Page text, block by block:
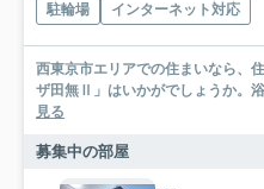
駐輪場 インターネット対応
西東京市エリアでの住まいなら、
ザ田無Ⅱ」はいかがでしょうか。
見る
募集中の部屋